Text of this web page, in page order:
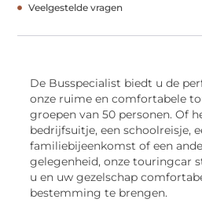
Veelgestelde vragen
De Busspecialist biedt u de
onze ruime en comfortabele
groepen van 50 personen. Of
bedrijfsuitje, een schoolreisje,
familiebijeenkomst of een
gelegenheid, onze touringcar
u en uw gezelschap
bestemming te brengen.